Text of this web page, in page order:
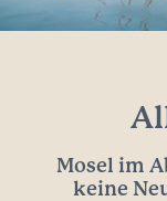
Mosel im
keine